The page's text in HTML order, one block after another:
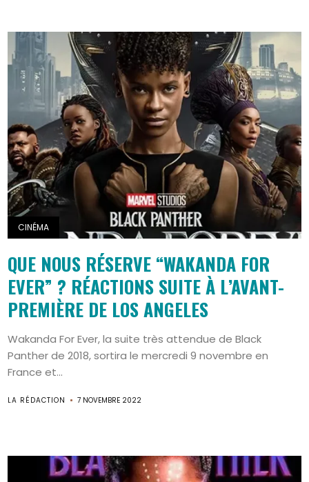
CINÉMA
QUE NOUS RÉSERVE “WAKANDA FOR
EVER” ? RÉACTIONS SUITE À L’AVANT-
PREMIÈRE DE LOS ANGELES
Wakanda For Ever, la suite très attendue de Black
Panther de 2018, sortira le mercredi 9 novembre en
France et...
LA RÉDACTION 7 NOVEMBRE 2022